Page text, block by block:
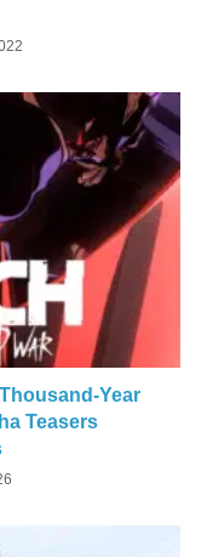
Year
Teasers